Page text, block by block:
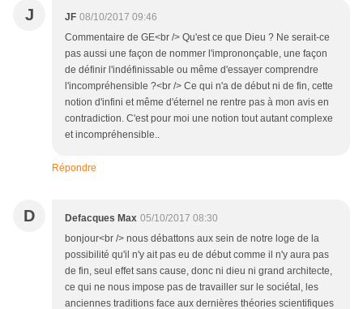
J JF 08/10/2017 09:46
Commentaire de GE<br /> Qu'est ce que Dieu ? Ne serait-ce
pas aussi une façon de nommer l'imprononçable, une façon
de définir l'indéfinissable ou même d'essayer comprendre
l'incompréhensible ?<br /> Ce qui n'a de début ni de fin, cette
notion d'infini et même d'éternel ne rentre pas à mon avis en
contradiction. C'est pour moi une notion tout autant complexe
et incompréhensible..
Répondre
D Defacques Max 05/10/2017 08:30
bonjour<br /> nous débattons aux sein de notre loge de la
possibilité qu'il n'y ait pas eu de début comme il n'y aura pas
de fin, seul effet sans cause, donc ni dieu ni grand architecte,
ce qui ne nous impose pas de travailler sur le sociétal, les
anciennes traditions face aux dernières théories scientifiques